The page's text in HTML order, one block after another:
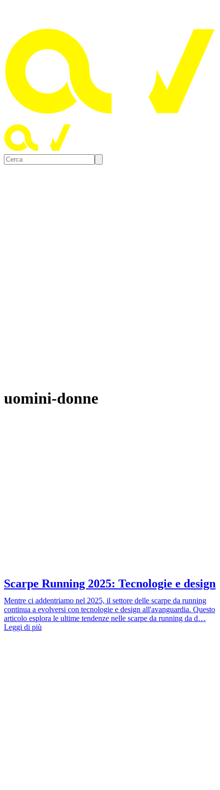
uomini-donne
Scarpe Running 2025: Tecnologie e design
Mentre ci addentriamo nel 2025, il settore delle scarpe da running
continua a evolversi con tecnologie e design all'avanguardia. Questo
articolo esplora le ultime tendenze nelle scarpe da running da d…
Leggi di più